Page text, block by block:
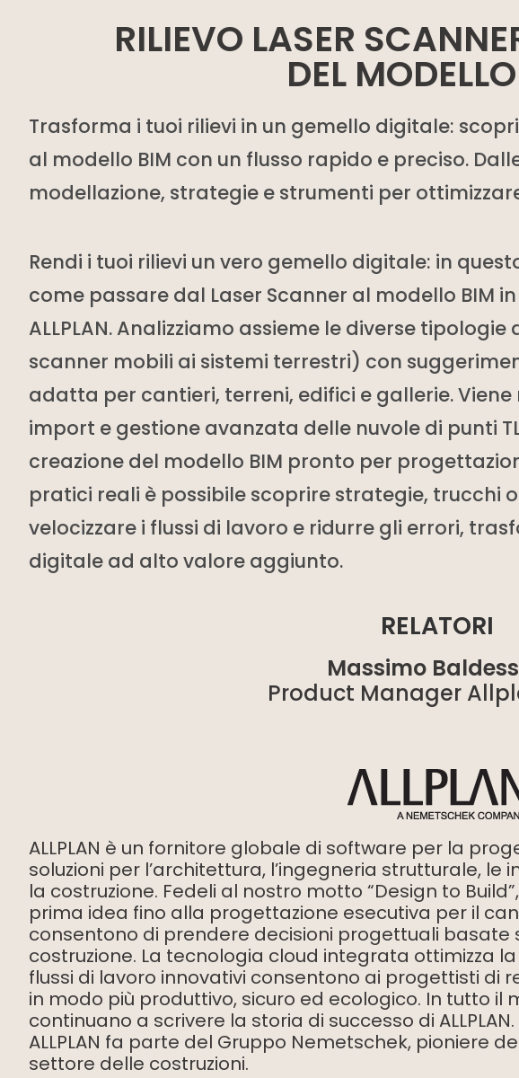
RILIEVO LASER
DEL
Trasforma i tuoi rilievi in un gemello digitale:
al modello BIM con un flusso rapido e preciso.
modellazione, strategie e strumenti per
Rendi i tuoi rilievi un vero gemello digitale: in
come passare dal Laser Scanner al modello BIM
ALLPLAN. Analizziamo assieme le diverse
scanner mobili ai sistemi terrestri) con
adatta per cantieri, terreni, edifici e gallerie.
import e gestione avanzata delle nuvole di punti
creazione del modello BIM pronto per
pratici reali è possibile scoprire strategie, trucchi
velocizzare i flussi di lavoro e ridurre gli errori,
digitale ad alto valore aggiunto.
RELATORI
Massimo
Product Manager
ALLPLAN è un fornitore globale di software per la
soluzioni per l’architettura, l’ingegneria strutturale,
la costruzione. Fedeli al nostro motto “Design to
prima idea fino alla progettazione esecutiva per il
consentono di prendere decisioni progettuali basate
costruzione. La tecnologia cloud integrata ottimizza
flussi di lavoro innovativi consentono ai progettisti di
in modo più produttivo, sicuro ed ecologico. In tutto il
continuano a scrivere la storia di successo di
ALLPLAN fa parte del Gruppo Nemetschek, pioniere
settore delle costruzioni.